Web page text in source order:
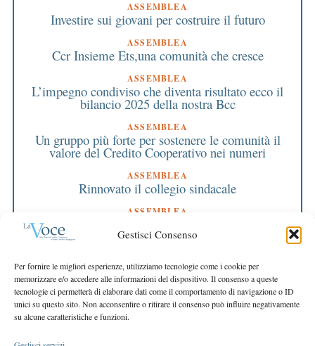
Gestisci Consenso
Per fornire le migliori esperienze, utilizziamo tecnologie come i cookie per
memorizzare e/o accedere alle informazioni del dispositivo. Il consenso a queste
tecnologie ci permetterà di elaborare dati come il comportamento di navigazione o ID
unici su questo sito. Non acconsentire o ritirare il consenso può influire negativamente
su alcune caratteristiche e funzioni.
ASSEMBLEA
Investire sui giovani per costruire il futuro
ASSEMBLEA
Ccr Insieme Ets,una comunità che cresce
ASSEMBLEA
L’impegno condiviso che diventa risultato ecco il
bilancio 2025 della nostra Bcc
ASSEMBLEA
Un gruppo più forte per sostenere le comunità il
valore del Credito Cooperativo nei numeri
ASSEMBLEA
Rinnovato il collegio sindacale
ASSEMBLEA
Bilancio approvato all’unanimità e 2 milioni
destinati al territorio
EDITORIALE DIRETTORE
Crescere restando riconoscibili
EDITORIALE PRESIDENTE
Costruire futuro insieme